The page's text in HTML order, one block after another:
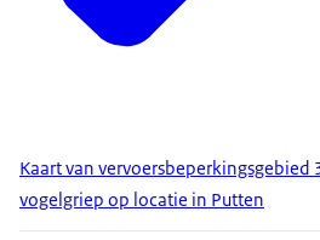
Kaart van
vogelgriep op locatie in Putten